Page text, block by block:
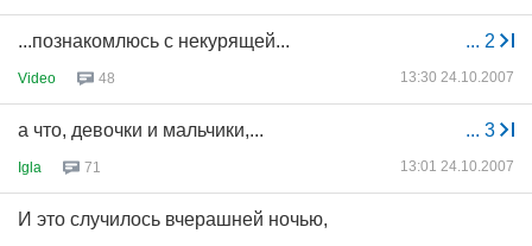
... 2
...познакомлюсь с некурящей...
Video 48 13:30 24.10.2007
... 3
а что, девочки и мальчики,...
Igla 71 13:01 24.10.2007
И это случилось вчерашней ночью,